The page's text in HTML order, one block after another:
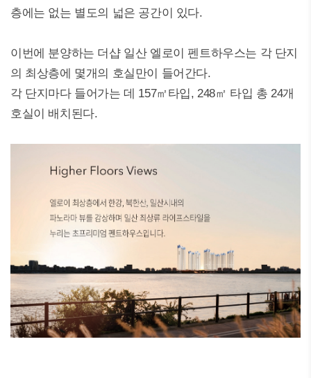
층에는 없는 별도의 넓은 공간이 있다.
이번에 분양하는 더샵 일산 엘로이 펜트하우스는 각 단지
의 최상층에 몇개의 호실만이 들어간다.
각 단지마다 들어가는 데 157㎡타입, 248㎡ 타입 총 24개
호실이 배치된다.